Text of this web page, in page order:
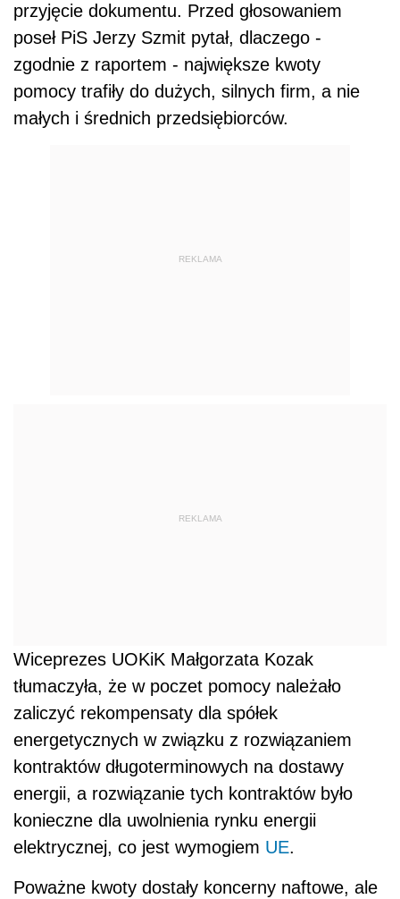
przyjęcie dokumentu. Przed głosowaniem
poseł PiS Jerzy Szmit pytał, dlaczego -
zgodnie z raportem - największe kwoty
pomocy trafiły do dużych, silnych firm, a nie
małych i średnich przedsiębiorców.
REKLAMA
REKLAMA
Wiceprezes UOKiK Małgorzata Kozak
tłumaczyła, że w poczet pomocy należało
zaliczyć rekompensaty dla spółek
energetycznych w związku z rozwiązaniem
kontraktów długoterminowych na dostawy
energii, a rozwiązanie tych kontraktów było
konieczne dla uwolnienia rynku energii
elektrycznej, co jest wymogiem UE.
Poważne kwoty dostały koncerny naftowe, ale